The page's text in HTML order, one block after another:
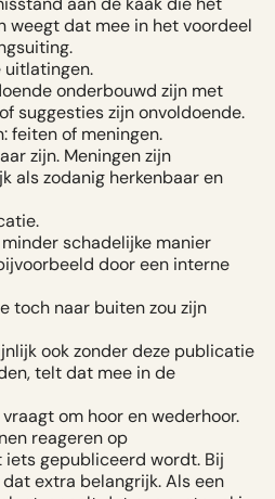
weegt dat mee in het voordeel
uitlatingen.
onderbouwd zijn met
suggesties zijn onvoldoende.
feiten of meningen.
zijn. Meningen zijn
als zodanig herkenbaar en
schadelijke manier
door een interne
toch naar buiten zou zijn
ook zonder deze publicatie
telt dat mee in de
om hoor en wederhoor.
reageren op
gepubliceerd wordt. Bij
extra belangrijk. Als een